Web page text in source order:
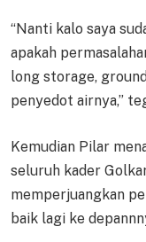
“Nanti kalo saya
apakah
long storage,
penyedot airnya,”
Kemudian Pilar
seluruh kader
memperjuangkan
baik lagi ke